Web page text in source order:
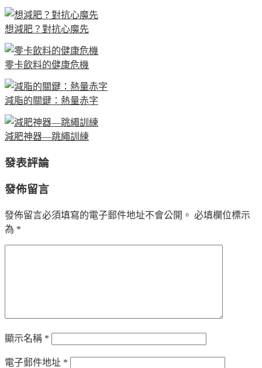
想減肥？對抗心魔先
零卡飲料的健康危機
減脂的關鍵：熱量赤字
減肥神器—跳繩訓練
發表評論
發佈留言
發佈留言必須填寫的電子郵件地址不會公開。 必填欄位標示
為 *
顯示名稱 *
電子郵件地址 *